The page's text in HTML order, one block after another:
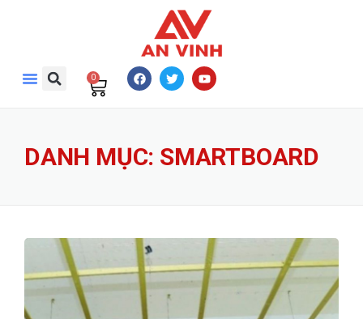
0
DANH MỤC: SMARTBOARD